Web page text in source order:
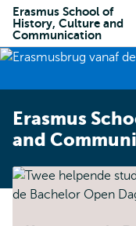
Erasmus School of
History, Culture and
Communication
Erasmus
and